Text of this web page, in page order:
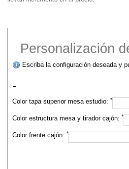
Personalización
Escriba la configuración deseada y
-
Color tapa superior mesa estudio:*
Color estructura mesa y tirador cajón:*
Color frente cajón:*